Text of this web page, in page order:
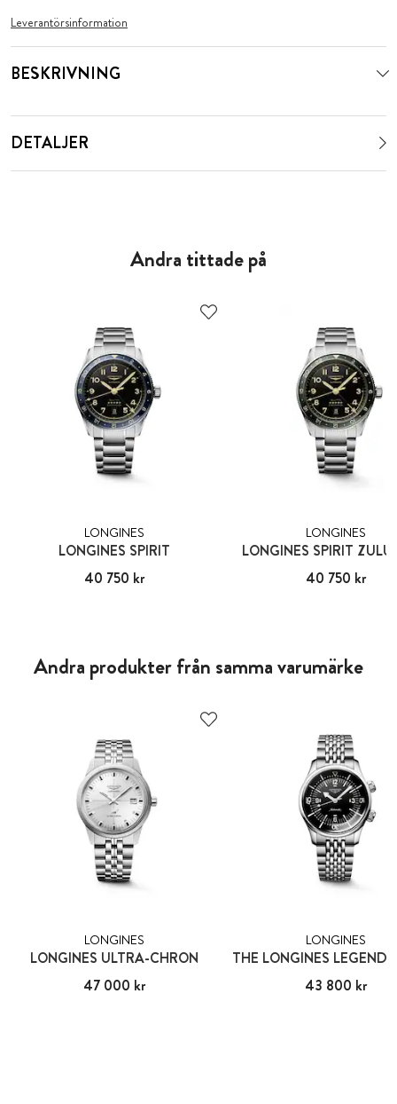
Leverantörsinformation
BESKRIVNING
DETALJER
Andra tittade på
LONGINES
LONGINES SPIRIT
Pris:40 750 kr
40 750 kr
LONGINES
LONGINES SPIRIT
Pris:40 750 kr
40 750 kr
Andra produkter från samma varumärke
LONGINES
LONGINES ULTRA-CHRON
Pris:47 000 kr
47 000 kr
LONGINES
Pris:43 800 kr
43 800 kr